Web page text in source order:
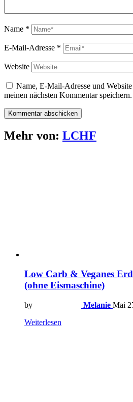
Name *
E-Mail-Adresse *
Website
Name, E-Mail-Adresse und
meinen nächsten Kommentar speichern.
Mehr von: LCHF
Low Carb & Veganes
(ohne Eismaschine)
by Melanie Mai
Weiterlesen